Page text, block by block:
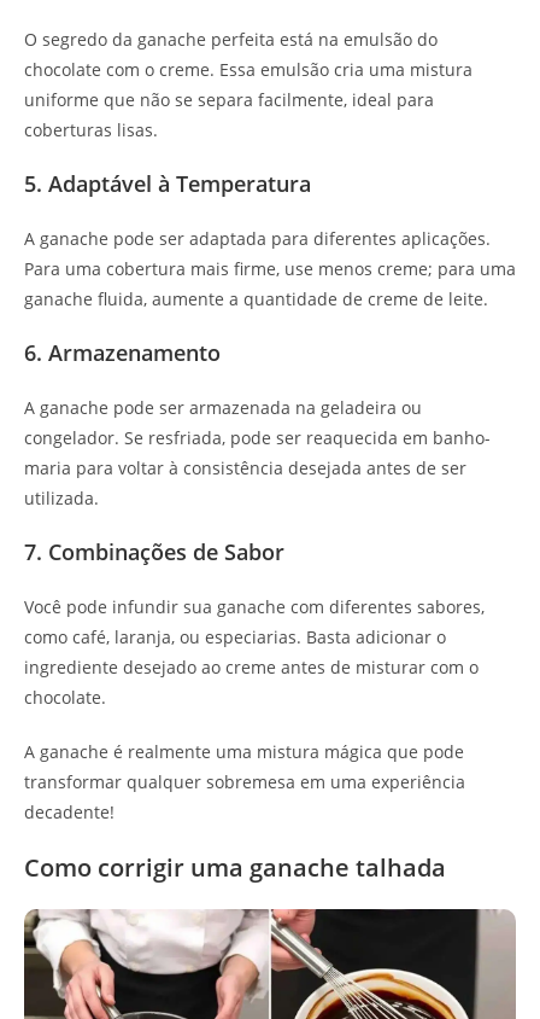
O segredo da ganache perfeita está na emulsão do
chocolate com o creme. Essa emulsão cria uma mistura
uniforme que não se separa facilmente, ideal para
coberturas lisas.
5. Adaptável à Temperatura
A ganache pode ser adaptada para diferentes aplicações.
Para uma cobertura mais firme, use menos creme; para uma
ganache fluida, aumente a quantidade de creme de leite.
6. Armazenamento
A ganache pode ser armazenada na geladeira ou
congelador. Se resfriada, pode ser reaquecida em banho-
maria para voltar à consistência desejada antes de ser
utilizada.
7. Combinações de Sabor
Você pode infundir sua ganache com diferentes sabores,
como café, laranja, ou especiarias. Basta adicionar o
ingrediente desejado ao creme antes de misturar com o
chocolate.
A ganache é realmente uma mistura mágica que pode
transformar qualquer sobremesa em uma experiência
decadente!
Como corrigir uma ganache talhada